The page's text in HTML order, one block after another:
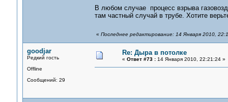
В любом случае процесс взрыва
там частный случай в трубе. Хотите
« Последнее редактирование: 14 Января 2010,
goodjar
Редкий гость
Offline
Сообщений: 29
Re: Дыра в потолке
« Ответ #73 :14 Января 2010, 22:21:24 »